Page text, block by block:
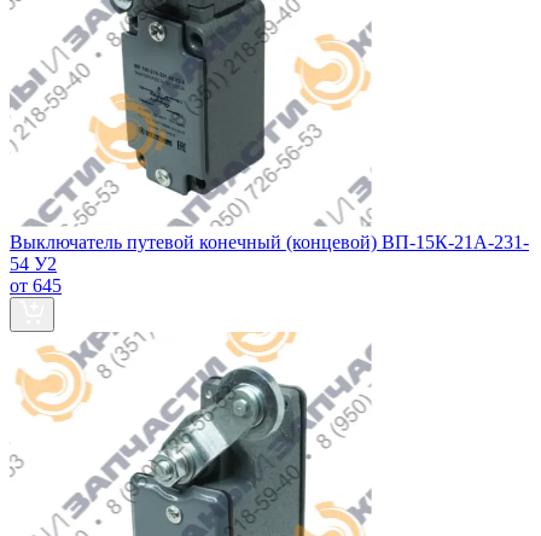
Выключатель путевой конечный (концевой) ВП-15К-21А-231-
54 У2
от 645